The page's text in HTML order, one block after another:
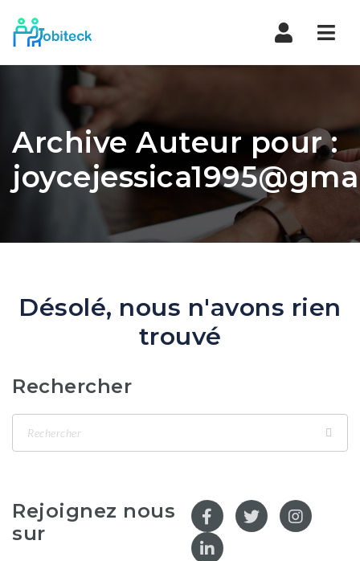
Archive Auteur pour :
Désolé, nous n'avons rien
trouvé
Rechercher
Rejoignez nous
sur